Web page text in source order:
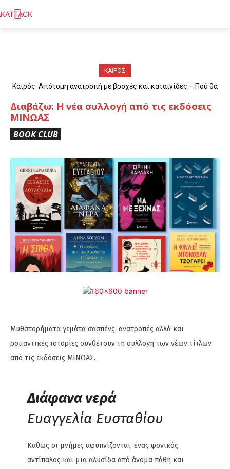
ΚΑΙΡΟΣ
Καιρός: Απότομη ανατροπή με βροχές και καταιγίδες – Πού θα
Διαβάζω: Η νέα συλλογή από τις εκδόσεις
MINΩΑΣ
BOOK CLUB
Mυθστορήματα γεμάτα σασπένς, ανατροπές αλλά και
ρομαντικές ιστορίες συνθέτουν τη συλλογή των νέων τίτλων
από τις εκδόσεις ΜΙΝΩΑΣ.
Διάφανα νερά
Eυαγγελία Ευσταθίου
Καθώς οι μνήμες αφυπνίζονται, ένας φονικός
αντίπαλος και μια αλυσίδα από άνομα πάθη και